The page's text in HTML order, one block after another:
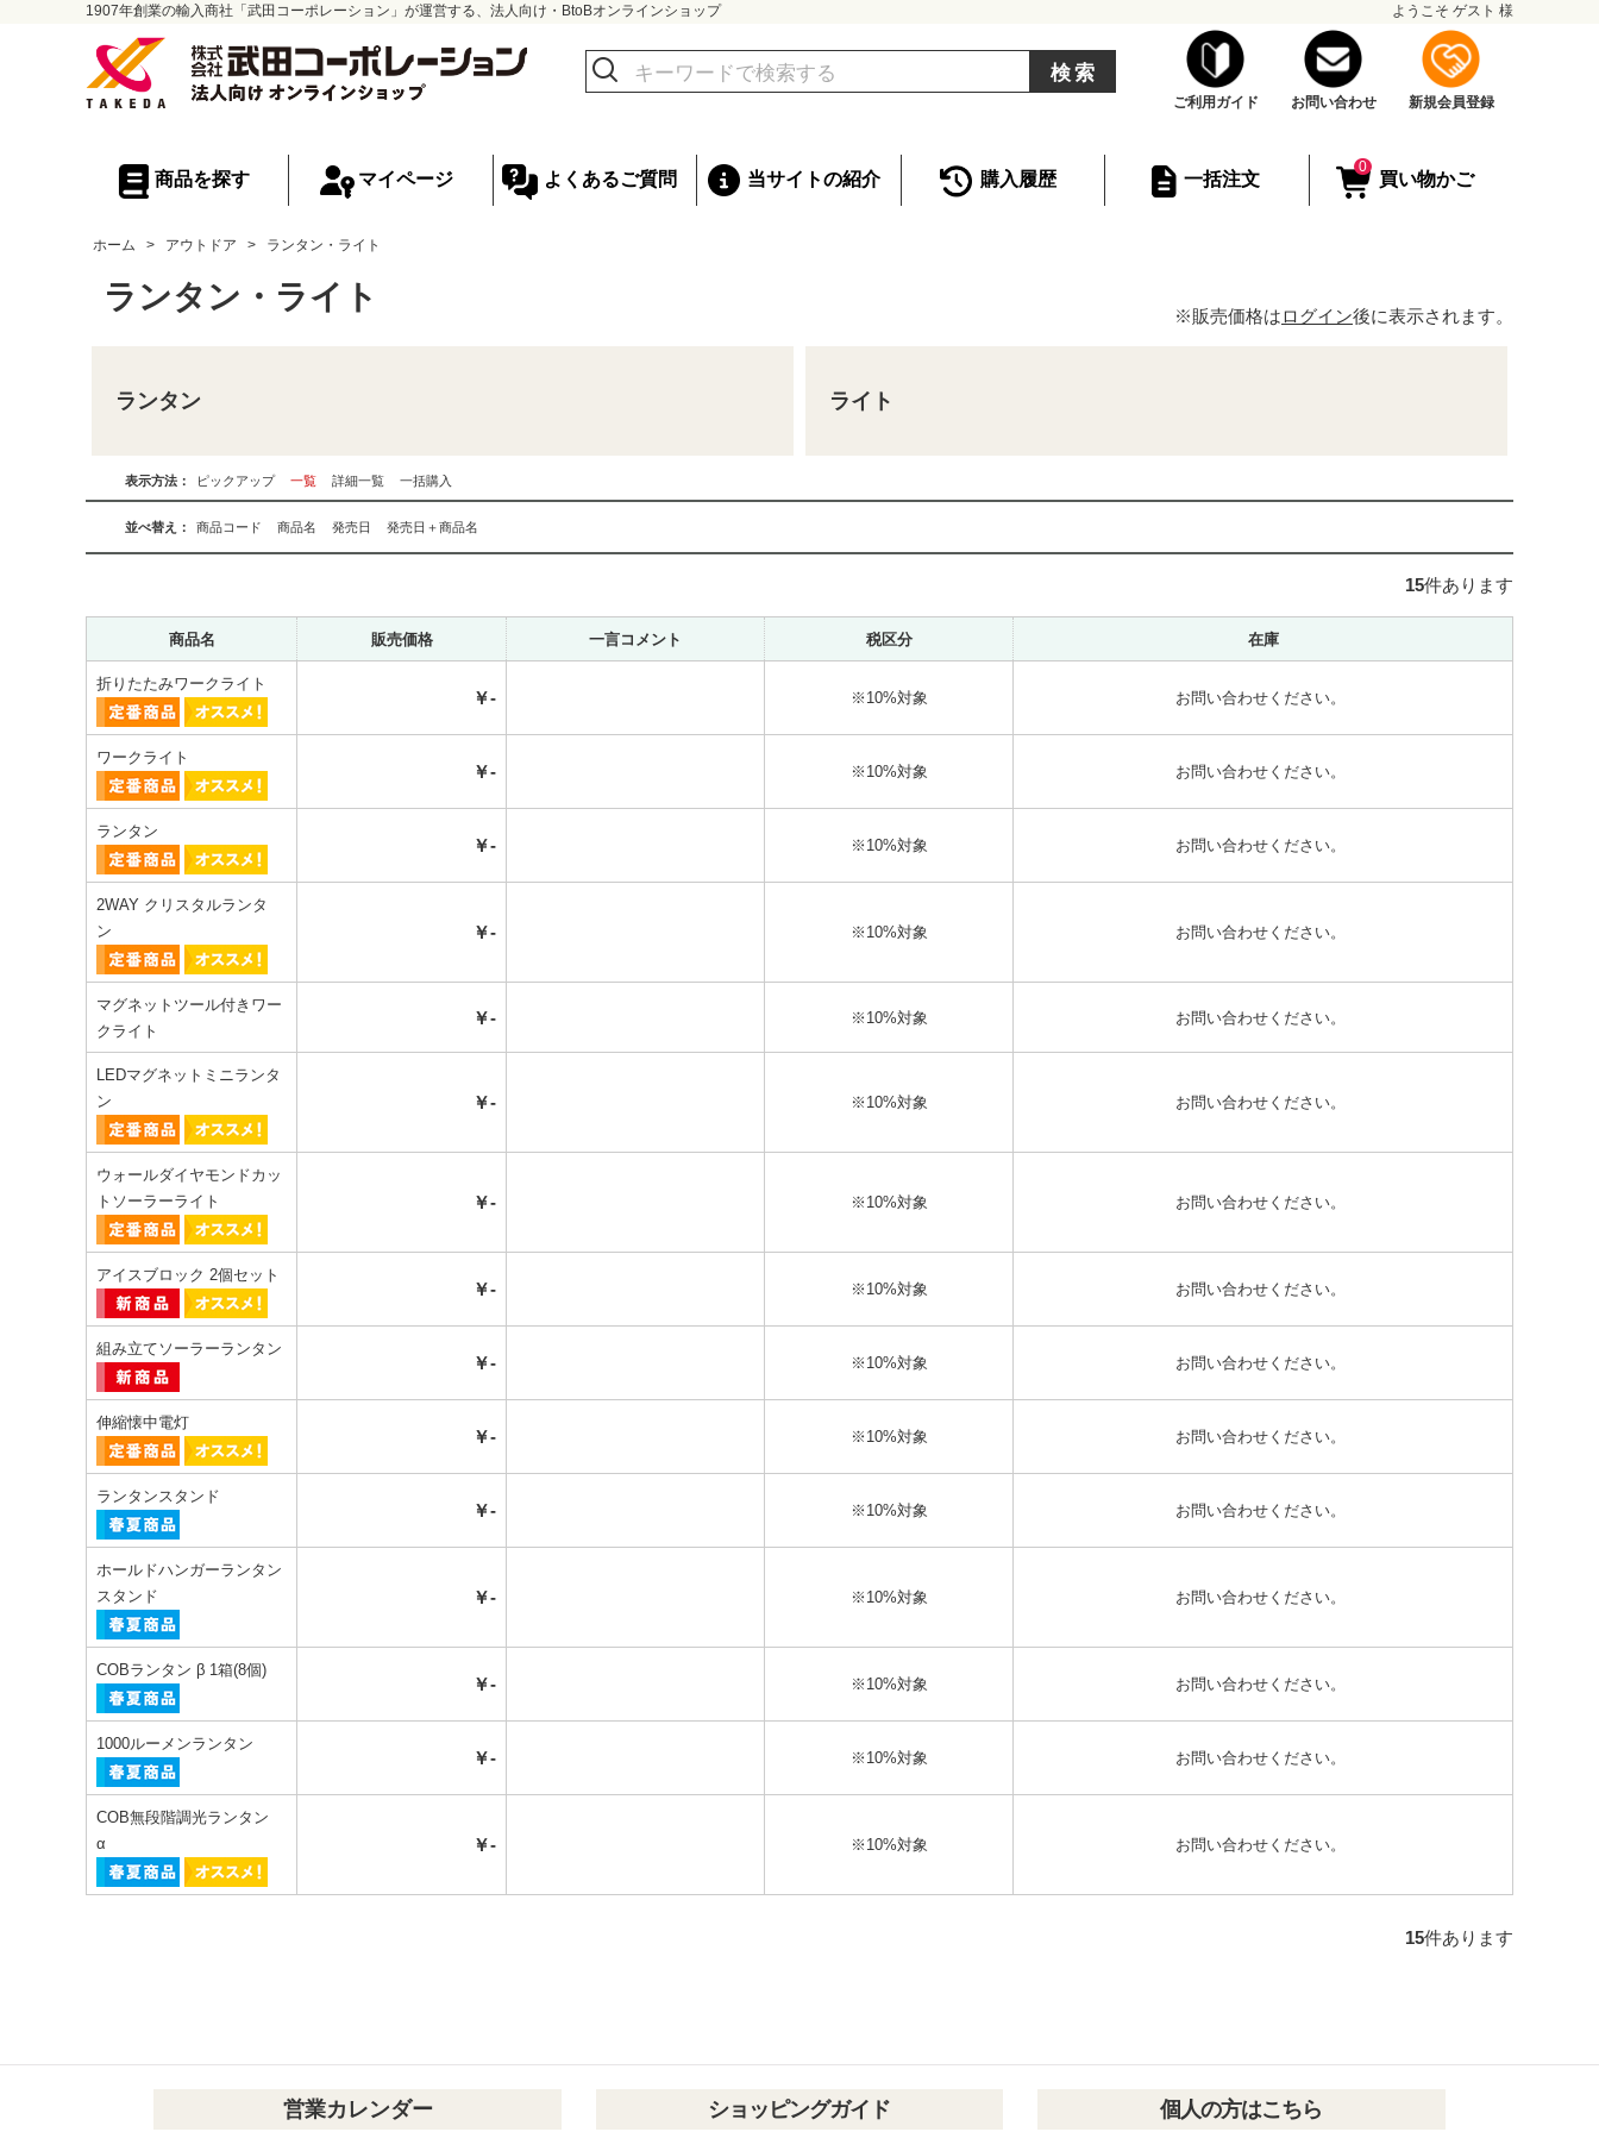
1907年創業の輸入商社「武田コーポレーション」が運営する、法人向け・BtoBオンラインショップ ようこそ ゲスト 様
検索
ご利用ガイド お問い合わせ 新規会員登録
商品を探す マイページ よくあるご質問 当サイトの紹介 購入履歴 一括注文
0
買い物かご
※販売価格はログイン後に表示されます。
ホーム > アウトドア > ランタン・ライト
ランタン・ライト
ランタン ライト
表示方法： ピックアップ 一覧 詳細一覧 一括購入
並べ替え： 商品コード 商品名 発売日 発売日＋商品名
15件あります
商品名 販売価格 一言コメント 税区分 在庫
折りたたみワークライト
￥- ※10%対象 お問い合わせください。
ワークライト
￥- ※10%対象 お問い合わせください。
ランタン
￥- ※10%対象 お問い合わせください。
2WAY クリスタルランタ
ン
￥- ※10%対象 お問い合わせください。
マグネットツール付きワー
クライト
￥- ※10%対象 お問い合わせください。
LEDマグネットミニランタ
ン
￥- ※10%対象 お問い合わせください。
ウォールダイヤモンドカッ
トソーラーライト
￥- ※10%対象 お問い合わせください。
アイスブロック 2個セット
￥- ※10%対象 お問い合わせください。
組み立てソーラーランタン
￥- ※10%対象 お問い合わせください。
伸縮懐中電灯
￥- ※10%対象 お問い合わせください。
ランタンスタンド
￥- ※10%対象 お問い合わせください。
ホールドハンガーランタン
スタンド
￥- ※10%対象 お問い合わせください。
COBランタン β 1箱(8個)
￥- ※10%対象 お問い合わせください。
1000ルーメンランタン
￥- ※10%対象 お問い合わせください。
COB無段階調光ランタン
α
￥- ※10%対象 お問い合わせください。
15件あります
営業カレンダー ショッピングガイド 個人の方はこちら